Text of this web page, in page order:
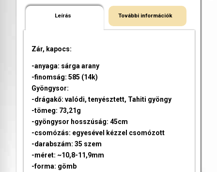
Leírás További információk
Zár, kapocs:
-anyaga: sárga arany
-finomság: 585 (14k)
Gyöngysor:
-drágakő: valódi, tenyésztett, Tahiti gyöngy
-tömeg: 73,21g
-gyöngysor hosszúság: 45cm
-csomózás: egyesével kézzel csomózott
-darabszám: 35 szem
-méret: ~10,8-11,9mm
-forma: gömb